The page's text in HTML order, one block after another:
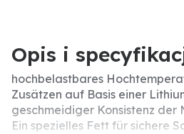
Opis i
hochbelastbares
Zusätzen auf Basis einer
geschmeidiger Konsistenz der
Ein spezielles Fett für sichere